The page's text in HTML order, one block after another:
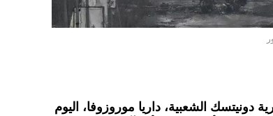
الشعبية، داريا موروزوفا، اليوم